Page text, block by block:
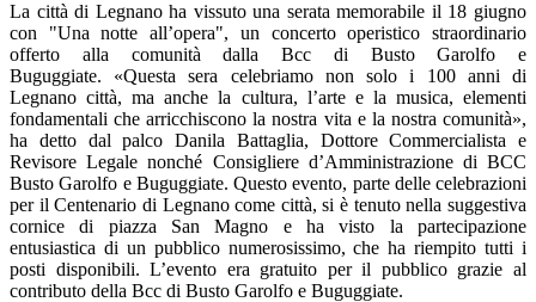
La città di Legnano ha vissuto una serata memorabile il 18 giugno
con "Una notte all’opera", un concerto operistico straordinario
offerto alla comunità dalla Bcc di Busto Garolfo e
Buguggiate. «Questa sera celebriamo non solo i 100 anni di
Legnano città, ma anche la cultura, l’arte e la musica, elementi
fondamentali che arricchiscono la nostra vita e la nostra comunità»,
ha detto dal palco Danila Battaglia, Dottore Commercialista e
Revisore Legale nonché Consigliere d’Amministrazione di BCC
Busto Garolfo e Buguggiate. Questo evento, parte delle celebrazioni
per il Centenario di Legnano come città, si è tenuto nella suggestiva
cornice di piazza San Magno e ha visto la partecipazione
entusiastica di un pubblico numerosissimo, che ha riempito tutti i
posti disponibili. L’evento era gratuito per il pubblico grazie al
contributo della Bcc di Busto Garolfo e Buguggiate.